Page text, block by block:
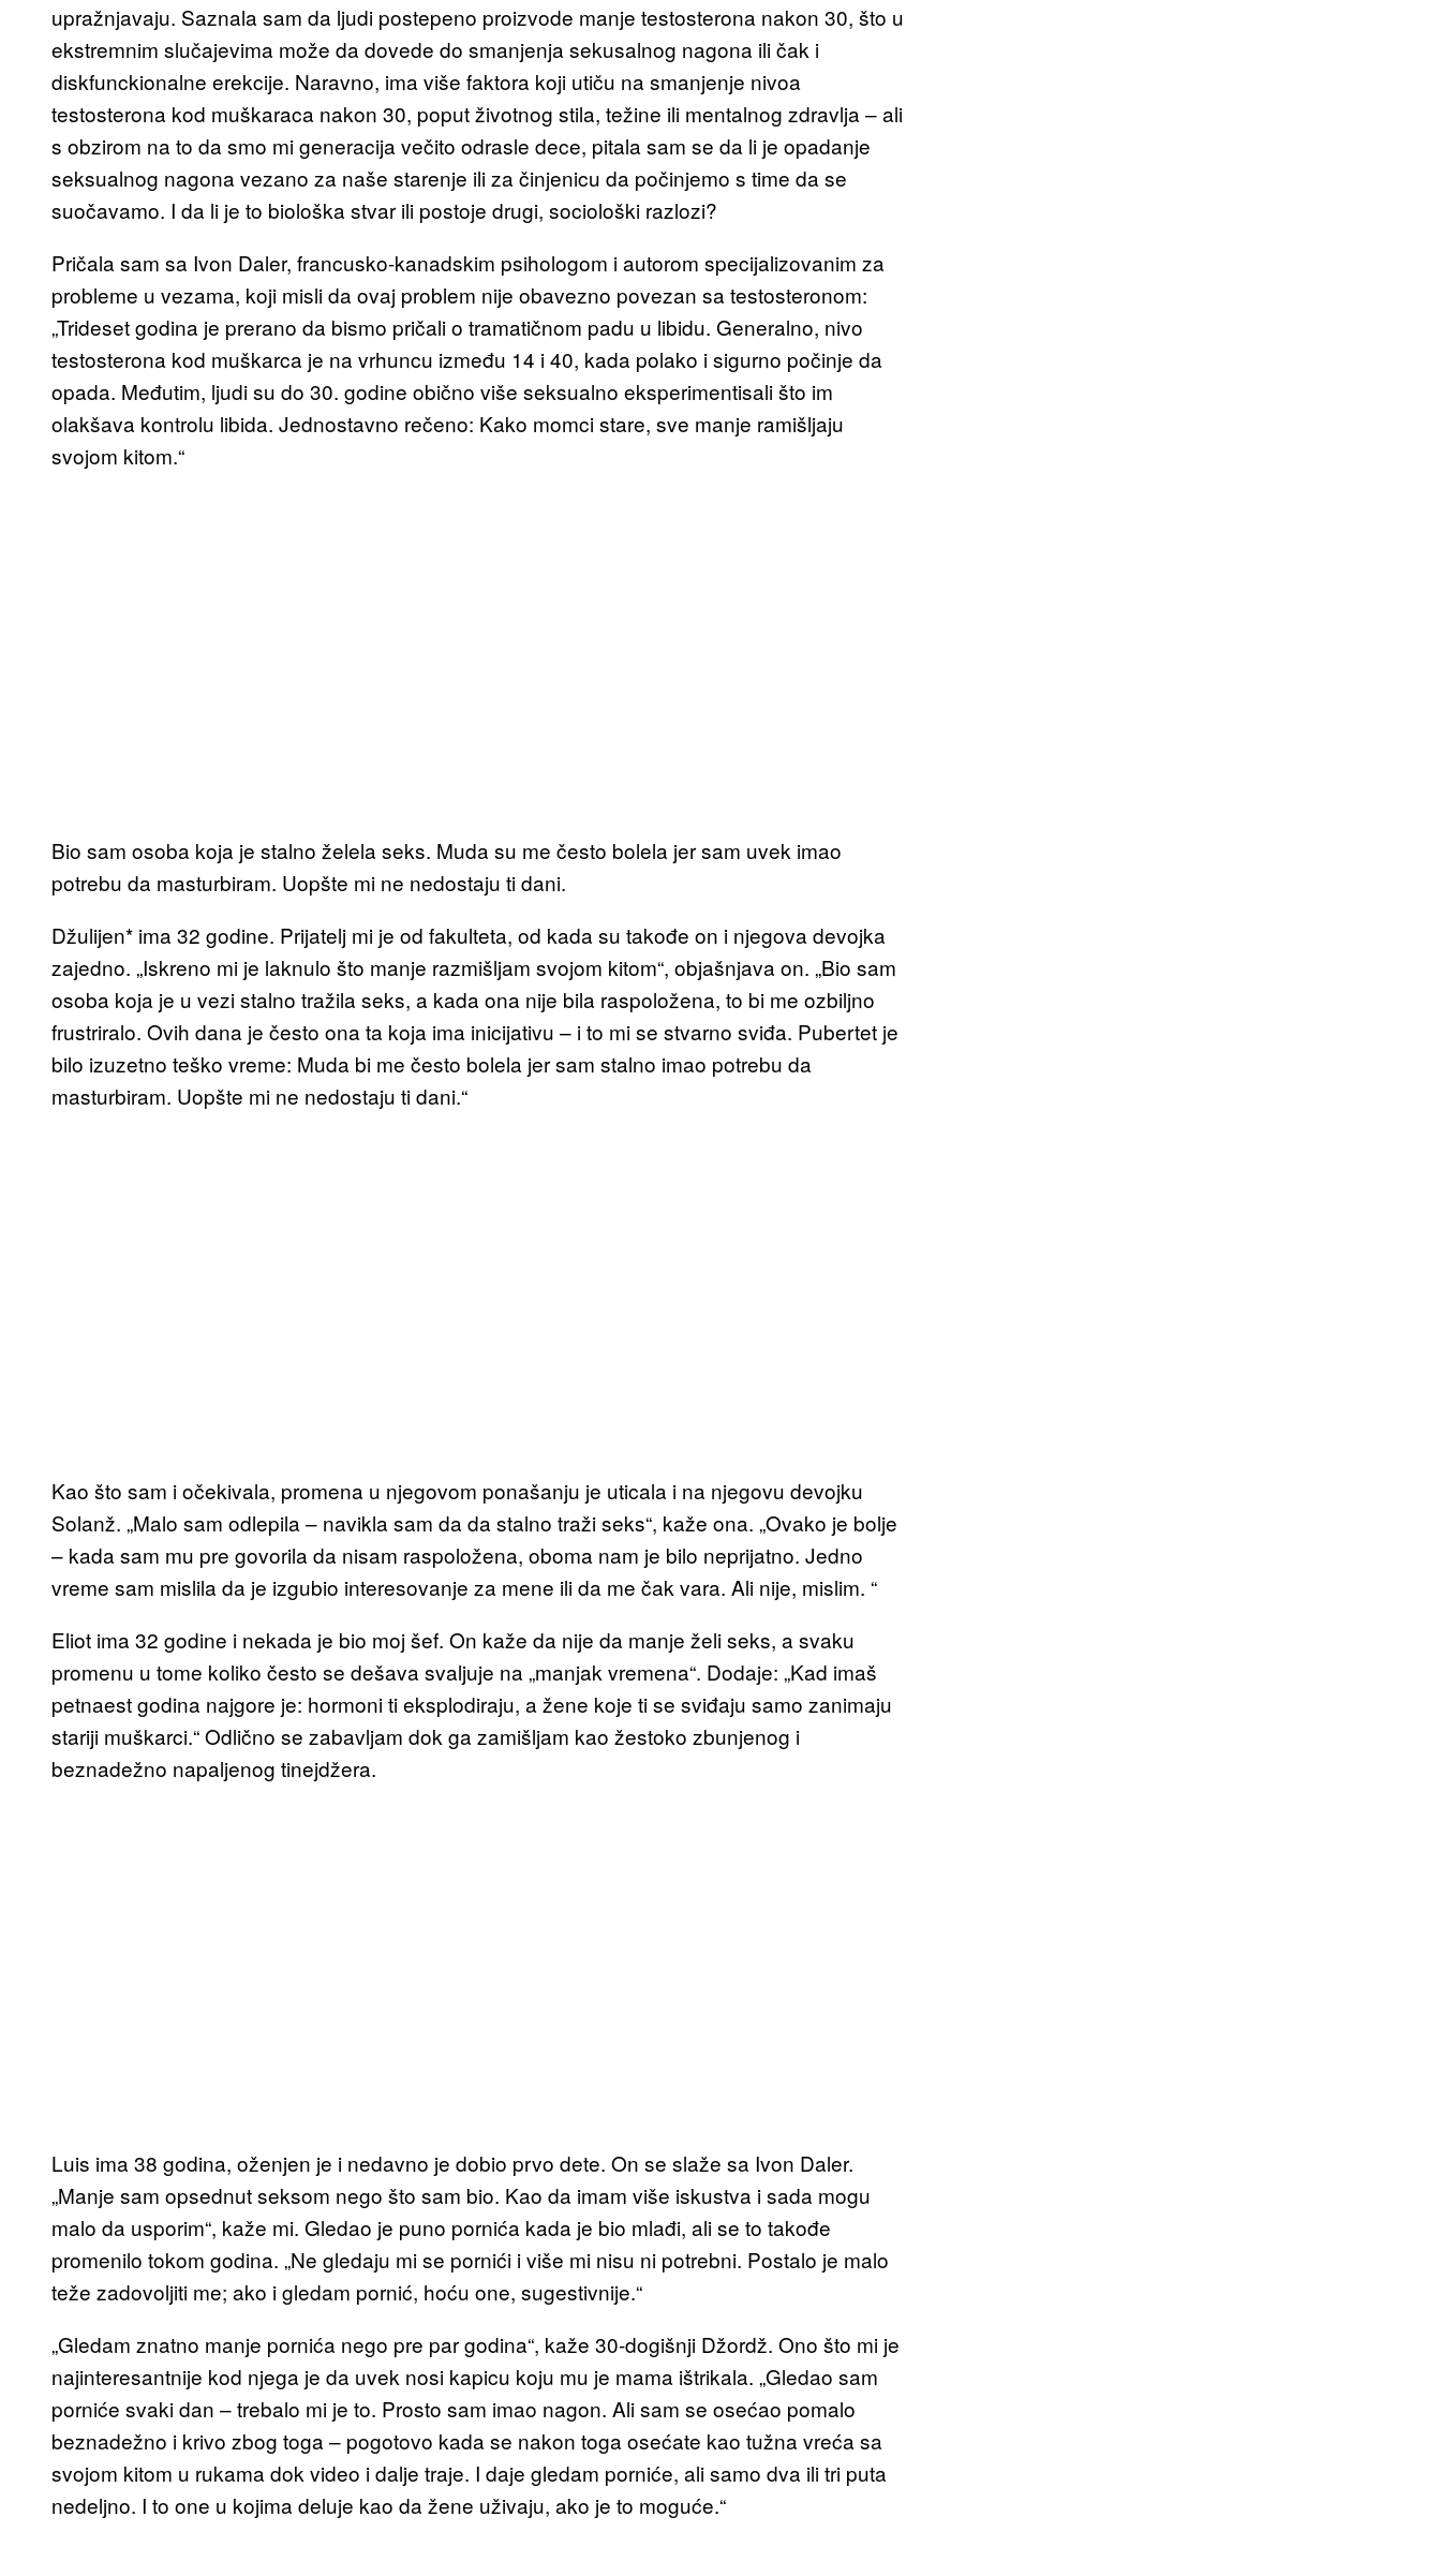
upražnjavaju. Saznala sam da ljudi postepeno proizvode manje testosterona nakon 30, što u
ekstremnim slučajevima može da dovede do smanjenja sekusalnog nagona ili čak i
diskfunckionalne erekcije. Naravno, ima više faktora koji utiču na smanjenje nivoa
testosterona kod muškaraca nakon 30, poput životnog stila, težine ili mentalnog zdravlja – ali
s obzirom na to da smo mi generacija večito odrasle dece, pitala sam se da li je opadanje
seksualnog nagona vezano za naše starenje ili za činjenicu da počinjemo s time da se
suočavamo. I da li je to biološka stvar ili postoje drugi, sociološki razlozi?
Pričala sam sa Ivon Daler, francusko-kanadskim psihologom i autorom specijalizovanim za
probleme u vezama, koji misli da ovaj problem nije obavezno povezan sa testosteronom:
„Trideset godina je prerano da bismo pričali o tramatičnom padu u libidu. Generalno, nivo
testosterona kod muškarca je na vrhuncu između 14 i 40, kada polako i sigurno počinje da
opada. Međutim, ljudi su do 30. godine obično više seksualno eksperimentisali što im
olakšava kontrolu libida. Jednostavno rečeno: Kako momci stare, sve manje ramišljaju
svojom kitom.“
Bio sam osoba koja je stalno želela seks. Muda su me često bolela jer sam uvek imao
potrebu da masturbiram. Uopšte mi ne nedostaju ti dani.
Džulijen* ima 32 godine. Prijatelj mi je od fakulteta, od kada su takođe on i njegova devojka
zajedno. „Iskreno mi je laknulo što manje razmišljam svojom kitom“, objašnjava on. „Bio sam
osoba koja je u vezi stalno tražila seks, a kada ona nije bila raspoložena, to bi me ozbiljno
frustriralo. Ovih dana je često ona ta koja ima inicijativu – i to mi se stvarno sviđa. Pubertet je
bilo izuzetno teško vreme: Muda bi me često bolela jer sam stalno imao potrebu da
masturbiram. Uopšte mi ne nedostaju ti dani.“
Kao što sam i očekivala, promena u njegovom ponašanju je uticala i na njegovu devojku
Solanž. „Malo sam odlepila – navikla sam da da stalno traži seks“, kaže ona. „Ovako je bolje
– kada sam mu pre govorila da nisam raspoložena, oboma nam je bilo neprijatno. Jedno
vreme sam mislila da je izgubio interesovanje za mene ili da me čak vara. Ali nije, mislim. “
Eliot ima 32 godine i nekada je bio moj šef. On kaže da nije da manje želi seks, a svaku
promenu u tome koliko često se dešava svaljuje na „manjak vremena“. Dodaje: „Kad imaš
petnaest godina najgore je: hormoni ti eksplodiraju, a žene koje ti se sviđaju samo zanimaju
stariji muškarci.“ Odlično se zabavljam dok ga zamišljam kao žestoko zbunjenog i
beznadežno napaljenog tinejdžera.
Luis ima 38 godina, oženjen je i nedavno je dobio prvo dete. On se slaže sa Ivon Daler.
„Manje sam opsednut seksom nego što sam bio. Kao da imam više iskustva i sada mogu
malo da usporim“, kaže mi. Gledao je puno pornića kada je bio mlađi, ali se to takođe
promenilo tokom godina. „Ne gledaju mi se pornići i više mi nisu ni potrebni. Postalo je malo
teže zadovoljiti me; ako i gledam pornić, hoću one, sugestivnije.“
„Gledam znatno manje pornića nego pre par godina“, kaže 30-dogišnji Džordž. Ono što mi je
najinteresantnije kod njega je da uvek nosi kapicu koju mu je mama ištrikala. „Gledao sam
porniće svaki dan – trebalo mi je to. Prosto sam imao nagon. Ali sam se osećao pomalo
beznadežno i krivo zbog toga – pogotovo kada se nakon toga osećate kao tužna vreća sa
svojom kitom u rukama dok video i dalje traje. I daje gledam porniće, ali samo dva ili tri puta
nedeljno. I to one u kojima deluje kao da žene uživaju, ako je to moguće.“